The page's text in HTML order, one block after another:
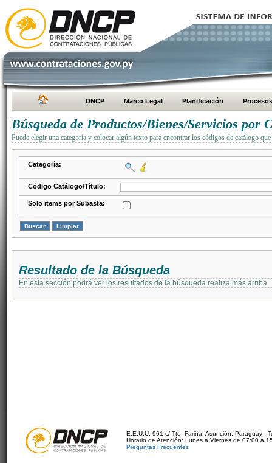
DNCP Marco Legal Planificación Procesos
Búsqueda de Productos/Bienes/Servicios por
Puede elegir una categoría y colocar algún texto para encontrar los códigos de catálogo
Categoría:
Código Catálogo/Título:
Solo items por Subasta:
Resultado de la Búsqueda
En esta sección podrá ver los resultados de la búsqueda realiza más arriba
E.E.U.U. 961 c/ Tte. Fariña. Asunción, Paraguay -
Horario de Atención: Lunes a Viernes de 07:00 a
Preguntas Frecuentes